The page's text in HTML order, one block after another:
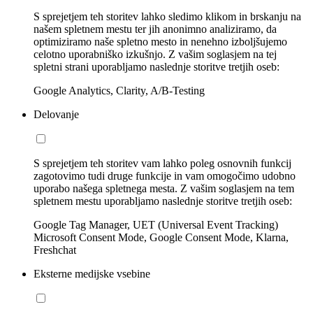
S sprejetjem teh storitev lahko sledimo klikom in brskanju na
našem spletnem mestu ter jih anonimno analiziramo, da
optimiziramo naše spletno mesto in nenehno izboljšujemo
celotno uporabniško izkušnjo. Z vašim soglasjem na tej
spletni strani uporabljamo naslednje storitve tretjih oseb:
Google Analytics, Clarity, A/B-Testing
Delovanje
S sprejetjem teh storitev vam lahko poleg osnovnih funkcij
zagotovimo tudi druge funkcije in vam omogočimo udobno
uporabo našega spletnega mesta. Z vašim soglasjem na tem
spletnem mestu uporabljamo naslednje storitve tretjih oseb:
Google Tag Manager, UET (Universal Event Tracking)
Microsoft Consent Mode, Google Consent Mode, Klarna,
Freshchat
Eksterne medijske vsebine